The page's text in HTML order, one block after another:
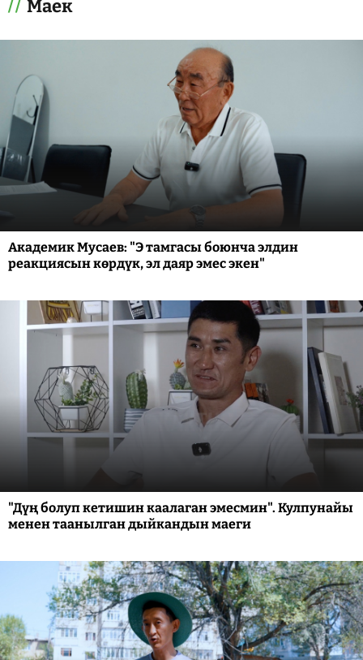
Маек
Академик Мусаев: "Э тамгасы боюнча элдин
реакциясын көрдүк, эл даяр эмес экен"
"Дүң болуп кетишин каалаган эмесмин". Кулпунайы
менен таанылган дыйкандын маеги